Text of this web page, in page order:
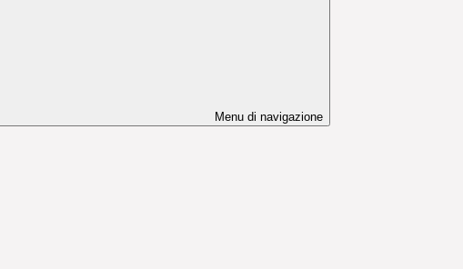
Menu di navigazione